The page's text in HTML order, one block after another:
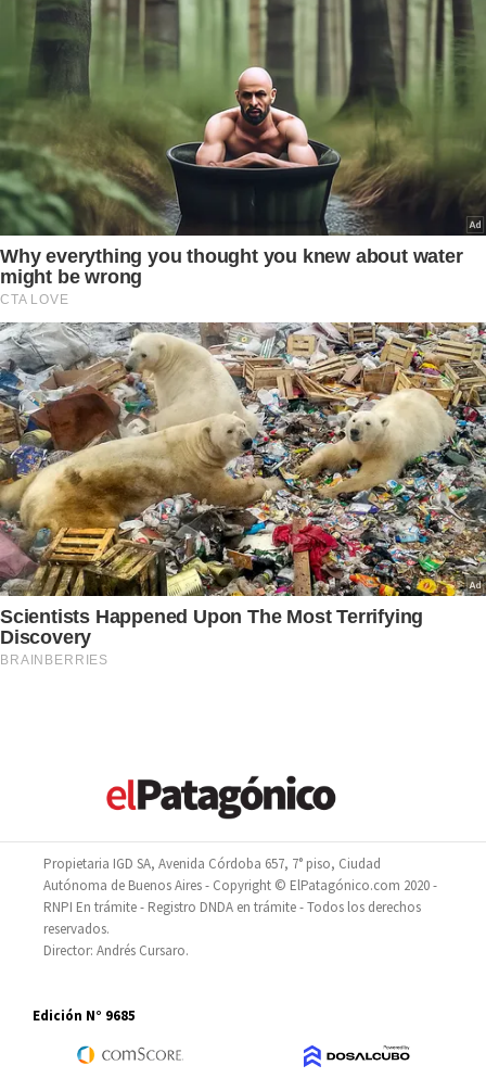
Propietaria IGD SA, Avenida Córdoba 657, 7° piso, Ciudad
Autónoma de Buenos Aires - Copyright © ElPatagónico.com 2020 -
RNPI En trámite - Registro DNDA en trámite - Todos los derechos
reservados.
Director: Andrés Cursaro.
Edición N° 9685